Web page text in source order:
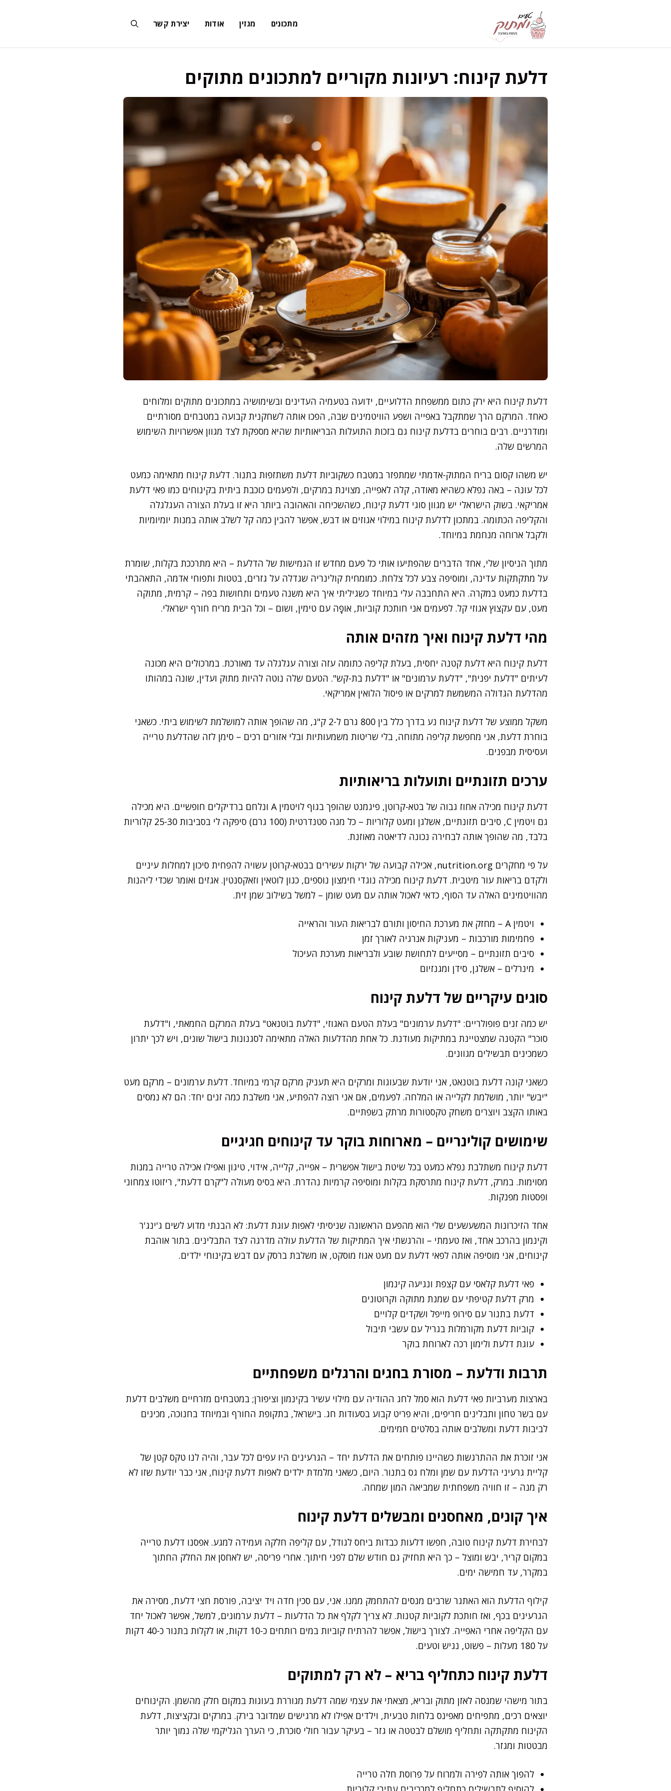
מתכונים מגזין אודות יצירת קשר
דלעת קינוח: רעיונות מקוריים למתכונים מתוקים
דלעת קינוח היא ירק כתום ממשפחת הדלועיים, ידועה בטעמיה העדינים ובשימושיה במתכונים מתוקים ומלוחים
כאחד. המרקם הרך שמתקבל באפייה ושפע הוויטמינים שבה, הפכו אותה לשחקנית קבועה במטבחים מסורתיים
ומודרניים. רבים בוחרים בדלעת קינוח גם בזכות התועלות הבריאותיות שהיא מספקת לצד מגוון אפשרויות השימוש
המרשים שלה.
יש משהו קסום בריח המתוק-אדמתי שמתפזר במטבח כשקוביות דלעת משתזפות בתנור. דלעת קינוח מתאימה כמעט
לכל עונה – באה נפלא כשהיא מאודה, קלה לאפייה, מצוינת במרקים, ולפעמים כוכבת ביתית בקינוחים כמו פאי דלעת
אמריקאי. בשוק הישראלי יש מגוון סוגי דלעת קינוח, כשהשכיחה והאהובה ביותר היא זו בעלת הצורה העגלגלה
והקליפה הכתומה. במתכון לדלעת קינוח במילוי אגוזים או דבש, אפשר להבין כמה קל לשלב אותה במנות יומיומיות
ולקבל ארוחה מנחמת במיוחד.
מתוך הניסיון שלי, אחד הדברים שהפתיעו אותי כל פעם מחדש זו הגמישות של הדלעת – היא מתרככת בקלות, שומרת
על מתקתקות עדינה, ומוסיפה צבע לכל צלחת. כמומחית קולינריה שגדלה על גזרים, בטטות ותפוחי אדמה, התאהבתי
בדלעת כמעט במקרה. היא התחבבה עלי במיוחד כשגיליתי איך היא משנה טעמים ותחושות בפה – קרמית, מתוקה
מעט, עם עקצוץ אגוזי קל. לפעמים אני חותכת קוביות, אופָה עם טימין, ושום – וכל הבית מריח חורף ישראלי.
מהי דלעת קינוח ואיך מזהים אותה
דלעת קינוח היא דלעת קטנה יחסית, בעלת קליפה כתומה עזה וצורה עגלגלה עד מאורכת. במרכולים היא מכונה
לעיתים "דלעת יפנית", "דלעת ערמונים" או "דלעת בת-קש". הטעם שלה נוטה להיות מתוק ועדין, שונה במהותו
מהדלעת הגדולה המשמשת למרקים או פיסול הלואין אמריקאי.
משקל ממוצע של דלעת קינוח נע בדרך כלל בין 800 גרם ל-2 ק"ג, מה שהופך אותה למושלמת לשימוש ביתי. כשאני
בוחרת דלעת, אני מחפשת קליפה מתוחה, בלי שריטות משמעותיות ובלי אזורים רכים – סימן לזה שהדלעת טרייה
ועסיסית מבפנים.
ערכים תזונתיים ותועלות בריאותיות
דלעת קינוח מכילה אחוז גבוה של בטא-קרוטן, פיגמנט שהופך בגוף לויטמין A ונלחם ברדיקלים חופשיים. היא מכילה
גם ויטמין C, סיבים תזונתיים, אשלגן ומעט קלוריות – כל מנה סטנדרטית (100 גרם) סיפקה לי בסביבות 25-30 קלוריות
בלבד, מה שהופך אותה לבחירה נכונה לדיאטה מאוזנת.
על פי מחקרים nutrition.org, אכילה קבועה של ירקות עשירים בבטא-קרוטן עשויה להפחית סיכון למחלות עיניים
ולקדם בריאות עור מיטבית. דלעת קינוח מכילה נוגדי חימצון נוספים, כגון לוטאין וזאקסנטין. אגזים ואומר שכדי ליהנות
מהוויטמינים האלה עד הסוף, כדאי לאכול אותה עם מעט שומן – למשל בשילוב שמן זית.
ויטמין A – מחזק את מערכת החיסון ותורם לבריאות העור והראייה
פחמימות מורכבות – מעניקות אנרגיה לאורך זמן
סיבים תזונתיים – מסייעים לתחושת שובע ולבריאות מערכת העיכול
מינרלים – אשלגן, סידן ומגנזיום
סוגים עיקריים של דלעת קינוח
יש כמה זנים פופולריים: "דלעת ערמונים" בעלת הטעם האגוזי, "דלעת בוטנאט" בעלת המרקם החמאתי, ו"דלעת
סוכר" הקטנה שמצטיינת במתיקות מעודנת. כל אחת מהדלעות האלה מתאימה לסגנונות בישול שונים, ויש לכך יתרון
כשמכינים תבשילים מגוונים.
כשאני קונה דלעת בוטנאט, אני יודעת שבעוגות ומרקים היא תעניק מרקם קרמי במיוחד. דלעת ערמונים – מרקם מעט
"יבש" יותר, מושלמת לקלייה או המלחה. לפעמים, אם אני רוצה להפתיע, אני משלבת כמה זנים יחד: הם לא נמסים
באותו הקצב ויוצרים משחק טקסטורות מרתק בשפתיים.
שימושים קולינריים – מארוחות בוקר עד קינוחים חגיגיים
דלעת קינוח משתלבת נפלא כמעט בכל שיטת בישול אפשרית – אפייה, קלייה, אידוי, טיגון ואפילו אכילה טרייה במנות
מסוימות. במרק, דלעת קינוח מתרסקת בקלות ומוסיפה קרמיות נהדרת. היא בסיס מעולה ל"קרם דלעת", ריזוטו צמחוני
ופסטות מפנקות.
אחד הזיכרונות המשעשעים שלי הוא מהפעם הראשונה שניסיתי לאפות עוגת דלעת: לא הבנתי מדוע לשים ג'ינג'ר
וקינמון בהרכב אחד, ואז טעמתי – והרגשתי איך המתיקות של הדלעת עולה מדרגה לצד התבלינים. בתור אוהבת
קינוחים, אני מוסיפה אותה לפאי דלעת עם מעט אגוז מוסקט, או משלבת ברסק עם דבש בקינוחי ילדים.
פאי דלעת קלאסי עם קצפת ונגיעה קינמון
מרק דלעת קטיפתי עם שמנת מתוקה וקרוטונים
דלעת בתנור עם סירופ מייפל ושקדים קלויים
קוביות דלעת מקורמלות בגריל עם עשבי תיבול
עוגת דלעת ולימון רכה לארוחת בוקר
תרבות ודלעת – מסורת בחגים והרגלים משפחתיים
בארצות מערביות פאי דלעת הוא סמל לחג ההודיה עם מילוי עשיר בקינמון וציפורן; במטבחים מזרחיים משלבים דלעת
עם בשר טחון ותבלינים חריפים, והיא פריט קבוע בסעודות חג. בישראל, בתקופת החורף ובמיוחד בחנוכה, מכינים
לביבות דלעת ומשלבים אותה בסלטים חמימים.
אני זוכרת את ההתרגשות כשהיינו פותחים את הדלעת יחד – הגרעינים היו עפים לכל עבר, והיה לנו טקס קטן של
קליית גרעיני הדלעת עם שמן ומלח גס בתנור. היום, כשאני מלמדת ילדים לאפות דלעת קינוח, אני כבר יודעת שזו לא
רק מנה – זו חוויה משפחתית שמביאה המון שמחה.
איך קונים, מאחסנים ומבשלים דלעת קינוח
לבחירת דלעת קינוח טובה, חפשו דלעות כבדות ביחס לגודל, עם קליפה חלקה ועמידה למגע. אפסנו דלעת טרייה
במקום קריר, יבש ומוצל – כך היא תחזיק גם חודש שלם לפני חיתוך. אחרי פריסה, יש לאחסן את החלק החתוך
במקרר, עד חמישה ימים.
קילוף הדלעת הוא האתגר שרבים מנסים להתחמק ממנו. אני, עם סכין חדה ויד יציבה, פורסת חצי דלעת, מסירה את
הגרעינים בכף, ואז חותכת לקוביות קטנות. לא צריך לקלף את כל הדלעות – דלעת ערמונים, למשל, אפשר לאכול יחד
עם הקליפה אחרי האפייה. לצורך בישול, אפשר להרתיח קוביות במים רותחים כ-10 דקות, או לקלות בתנור כ-40 דקות
על 180 מעלות – פשוט, נגיש וטעים.
דלעת קינוח כתחליף בריא – לא רק למתוקים
בתור מישהי שמנסה לאזן מתוק ובריא, מצאתי את עצמי שמה דלעת מגוררת בעוגות במקום חלק מהשמן. הקינוחים
יוצאים רכים, מתפיחים מאפינס בלחות טבעית, וילדים אפילו לא מרגישים שמדובר בירק. במרקים ובקציצות, דלעת
הקינוח מתקתקה ותחליף מושלם לבטטה או גזר – בעיקר עבור חולי סוכרת, כי הערך הגליקמי שלה נמוך יותר
מבטטות ומגזר.
להפוך אותה לפירה ולמרוח על פרוסת חלה טרייה